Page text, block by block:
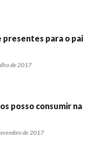
presentes para o pai
de 2017
posso consumir na
de 2017